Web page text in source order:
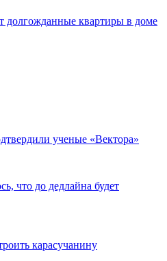
долгожданные квартиры в доме
ученые «Вектора»
что до дедлайна будет
карасучанину